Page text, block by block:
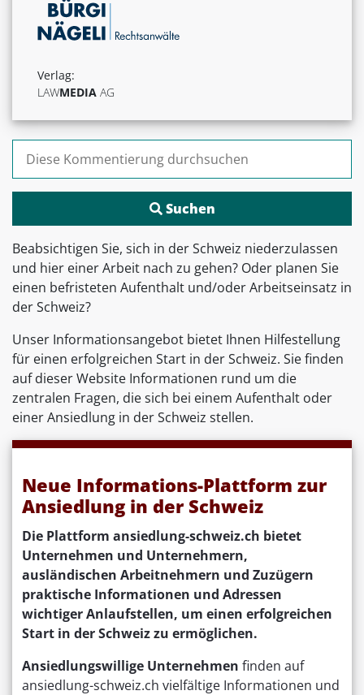
Verlag:
LAWMEDIA AG
Suchen nach:
Beabsichtigen Sie, sich in der Schweiz niederzulassen
und hier einer Arbeit nach zu gehen? Oder planen Sie
einen befristeten Aufenthalt und/oder Arbeitseinsatz in
der Schweiz?
Unser Informationsangebot bietet Ihnen Hilfestellung
für einen erfolgreichen Start in der Schweiz. Sie finden
auf dieser Website Informationen rund um die
zentralen Fragen, die sich bei einem Aufenthalt oder
einer Ansiedlung in der Schweiz stellen.
Neue Informations-Plattform zur
Ansiedlung in der Schweiz
Die Plattform ansiedlung-schweiz.ch bietet
Unternehmen und Unternehmern,
ausländischen Arbeitnehmern und Zuzügern
praktische Informationen und Adressen
wichtiger Anlaufstellen, um einen erfolgreichen
Start in der Schweiz zu ermöglichen.
Ansiedlungswillige Unternehmen finden auf
ansiedlung-schweiz.ch vielfältige Informationen und